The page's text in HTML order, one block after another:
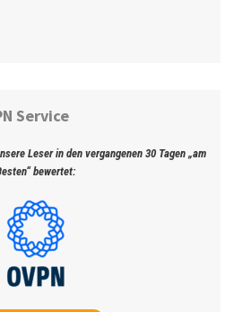
Service
Leser in den vergangenen 30 Tagen „am
bewertet: